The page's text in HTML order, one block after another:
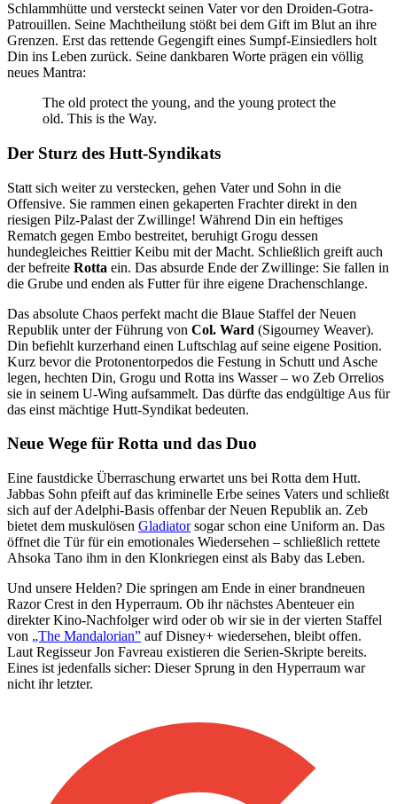
Schlammhütte und versteckt seinen Vater vor den Droiden-Gotra-
Patrouillen. Seine Machtheilung stößt bei dem Gift im Blut an ihre
Grenzen. Erst das rettende Gegengift eines Sumpf-Einsiedlers holt
Din ins Leben zurück. Seine dankbaren Worte prägen ein völlig
neues Mantra:
The old protect the young, and the young protect the
old. This is the Way.
Der Sturz des Hutt-Syndikats
Statt sich weiter zu verstecken, gehen Vater und Sohn in die
Offensive. Sie rammen einen gekaperten Frachter direkt in den
riesigen Pilz-Palast der Zwillinge! Während Din ein heftiges
Rematch gegen Embo bestreitet, beruhigt Grogu dessen
hundegleiches Reittier Keibu mit der Macht. Schließlich greift auch
der befreite Rotta ein. Das absurde Ende der Zwillinge: Sie fallen in
die Grube und enden als Futter für ihre eigene Drachenschlange.
Das absolute Chaos perfekt macht die Blaue Staffel der Neuen
Republik unter der Führung von Col. Ward (Sigourney Weaver).
Din befiehlt kurzerhand einen Luftschlag auf seine eigene Position.
Kurz bevor die Protonentorpedos die Festung in Schutt und Asche
legen, hechten Din, Grogu und Rotta ins Wasser – wo Zeb Orrelios
sie in seinem U-Wing aufsammelt. Das dürfte das endgültige Aus für
das einst mächtige Hutt-Syndikat bedeuten.
Neue Wege für Rotta und das Duo
Eine faustdicke Überraschung erwartet uns bei Rotta dem Hutt.
Jabbas Sohn pfeift auf das kriminelle Erbe seines Vaters und schließt
sich auf der Adelphi-Basis offenbar der Neuen Republik an. Zeb
bietet dem muskulösen Gladiatorsogar schon eine Uniform an. Das
öffnet die Tür für ein emotionales Wiedersehen – schließlich rettete
Ahsoka Tano ihm in den Klonkriegen einst als Baby das Leben.
Und unsere Helden? Die springen am Ende in einer brandneuen
Razor Crest in den Hyperraum. Ob ihr nächstes Abenteuer ein
direkter Kino-Nachfolger wird oder ob wir sie in der vierten Staffel
von „The Mandalorian” auf Disney+ wiedersehen, bleibt offen.
Laut Regisseur Jon Favreau existieren die Serien-Skripte bereits.
Eines ist jedenfalls sicher: Dieser Sprung in den Hyperraum war
nicht ihr letzter.